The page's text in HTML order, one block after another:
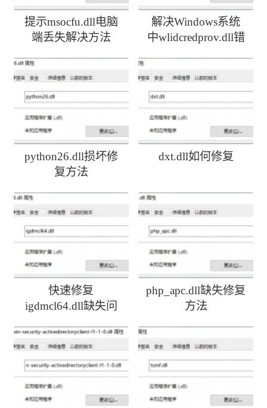
提示msocfu.dll电脑
端丢失解决方法
解决Windows系统
中wlidcredprov.dll错
python26.dll损坏修
复方法
dxt.dll如何修复
快速修复
igdmcl64.dll缺失问
php_apc.dll缺失修复
方法